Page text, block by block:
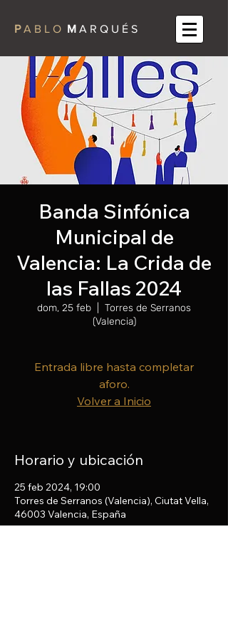
PA B L O M A R Q U É S
Banda Sinfónica
Municipal de
Valencia: La Crida de
las Fallas 2024
dom, 25 feb
Torres de Serranos
(Valencia)
Entrada libre hasta completar
aforo.
Volver a Inicio
Horario y ubicación
25 feb 2024, 19:00
Torres de Serranos (Valencia), Ciutat Vella,
46003 Valencia, España